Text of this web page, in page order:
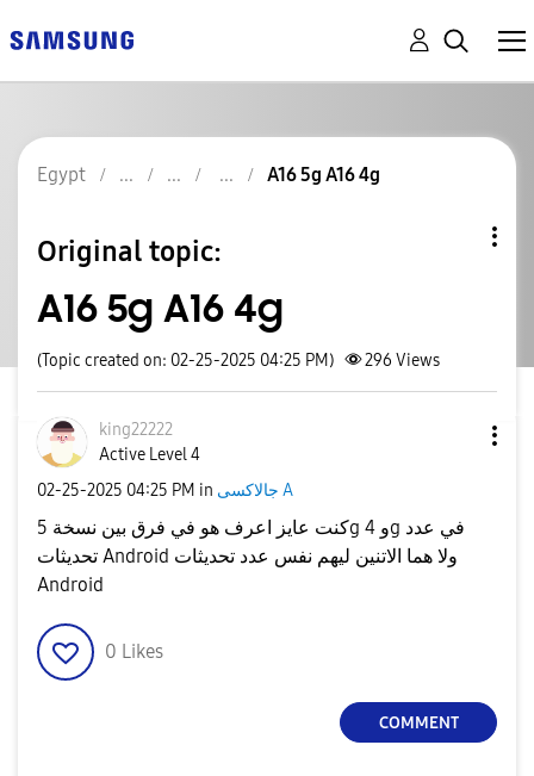
Egypt A16 5g A16 4g
Original topic:
A16 5g A16 4g
(Topic created on: 02-25-2025 04:25 PM) 296 Views
king22222
Active Level 4
‎02-25-2025 04:25 PM in جالاكسى A
كنت عايز اعرف هو في فرق بين نسخة 5g و 4g في عدد
تحديثات Android ولا هما الاتنين ليهم نفس عدد تحديثات
Android
0 Likes
COMMENT